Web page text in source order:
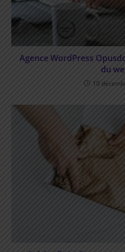
Agence WordPress
du
10